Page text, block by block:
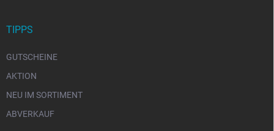
TIPPS
GUTSCHEINE
AKTION
NEU IM SORTIMENT
ABVERKAUF